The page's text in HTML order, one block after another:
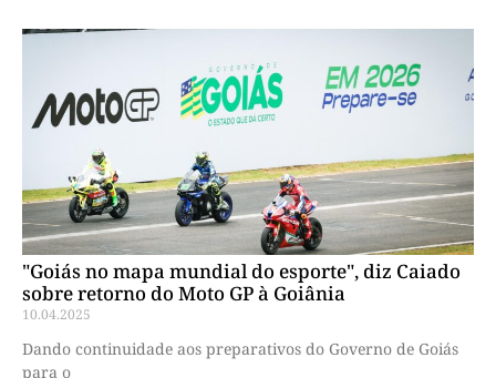
"Goiás no mapa mundial do esporte", diz Caiado
sobre retorno do Moto GP à Goiânia
10.04.2025
Dando continuidade aos preparativos do Governo de Goiás
para o